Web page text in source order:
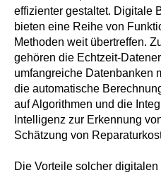
effizienter gestaltet. Digitale
bieten eine Reihe von
Methoden weit übertreffen.
gehören die Echtzeit-
umfangreiche Datenbanken
die automatische
auf Algorithmen und die
Intelligenz zur Erkennung
Schätzung von
Die Vorteile solcher